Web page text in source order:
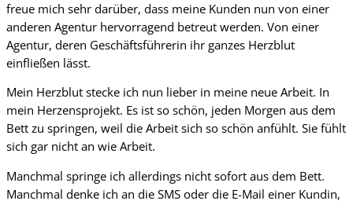
freue mich sehr darüber, dass meine Kunden nun von einer
anderen Agentur hervorragend betreut werden. Von einer
Agentur, deren Geschäftsführerin ihr ganzes Herzblut
einfließen lässt.
Mein Herzblut stecke ich nun lieber in meine neue Arbeit. In
mein Herzensprojekt. Es ist so schön, jeden Morgen aus dem
Bett zu springen, weil die Arbeit sich so schön anfühlt. Sie fühlt
sich gar nicht an wie Arbeit.
Manchmal springe ich allerdings nicht sofort aus dem Bett.
Manchmal denke ich an die SMS oder die E-Mail einer Kundin,